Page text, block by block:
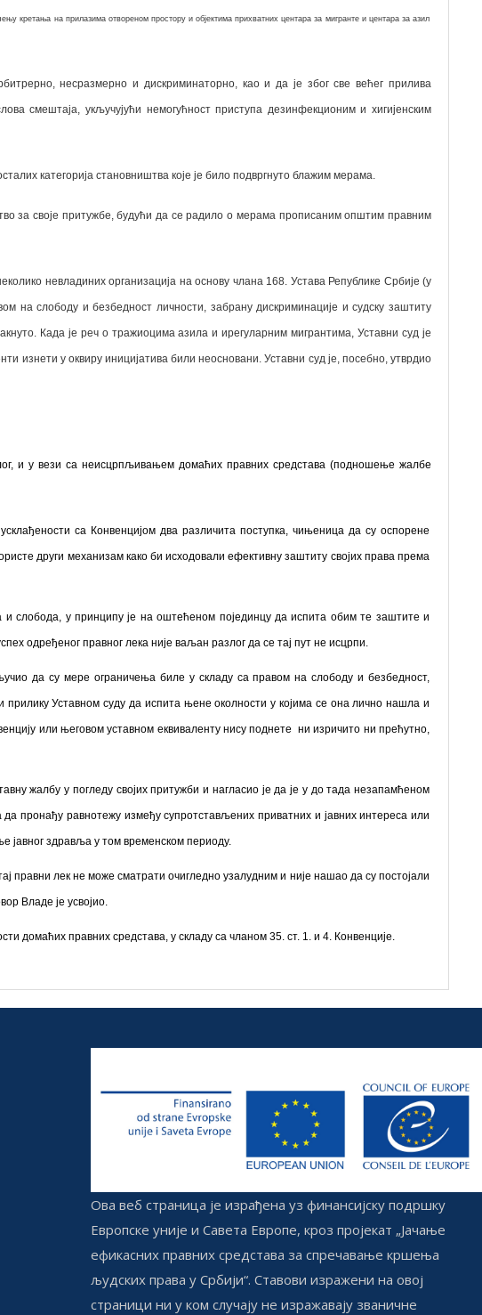
кретања на прилазима отвореном простору и објектима прихватних центара за мигранте и центара за азил
несразмерно и дискриминаторно, као и да је због све већег прилива
укључујући немогућност приступа дезинфекционим и хигијенским
категорија становништва које је било подвргнуто блажим мерама.
за своје притужбе, будући да се радило о мерама прописаним општим правним
невладиних организација на основу члана 168. Устава Републике Србије (у
на слободу и безбедност личности, забрану дискриминације и судску заштиту
Када је реч о тражиоцима азила и ирегуларним мигрантима, Уставни суд је
изнети у оквиру иницијатива били неосновани. Уставни суд је, посебно, утврдио
и у вези са неисцрпљивањем домаћих правних средстава (подношење жалбе
са Конвенцијом два различита поступка, чињеница да су оспорене
други механизам како би исходовали ефективну заштиту својих права према
и слобода, у принципу је на оштећеном појединцу да испита обим те заштите и
одређеног правног лека није ваљан разлог да се тај пут не исцрпи.
да су мере ограничења биле у складу са правом на слободу и безбедност,
Уставном суду да испита њене околности у којима се она лично нашла и
или његовом уставном еквиваленту нису поднете ни изричито ни прећутно,
жалбу у погледу својих притужби и нагласио је да је у до тада незапамћеном
пронађу равнотежу између супротстављених приватних и јавних интереса или
јавног здравља у том временском периоду.
правни лек не може сматрати очигледно узалудним и није нашао да су постојали
Владе је усвојио.
домаћих правних средстава, у складу са чланом 35. ст. 1. и 4. Конвенције.
Ова веб страница је израђена уз финансијску подршку
Европске уније и Савета Европе, кроз пројекат „Јачање
ефикасних правних средстава за спречавање кршења
људских права у Србији“. Ставови изражени на овој
страници ни у ком случају не изражавају званичне